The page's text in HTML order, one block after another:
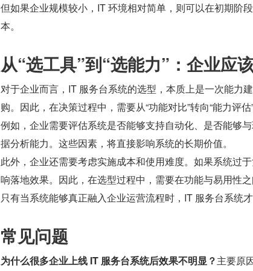
但如果企业规模较小，IT 环境相对简单，则可以在初期阶
本。
从“选工具”到“选能力”：企业应
对于企业而言，IT 服务台系统的选型，本质上是一次能力
购。因此，在决策过程中，需要从“功能对比”转向“能力评估”
例如，企业需要评估系统是否能够支持自动化、是否能够
据分析能力。这些因素，将直接影响系统的长期价值。
此外，企业还需要考虑实施成本和使用难度。如果系统过
响落地效果。因此，在选型过程中，需要在功能与易用性之
只有当系统能够真正融入企业运营流程时，IT 服务台系统才
常见问题
为什么很多企业上线 IT 服务台系统后效果不明显？主要原